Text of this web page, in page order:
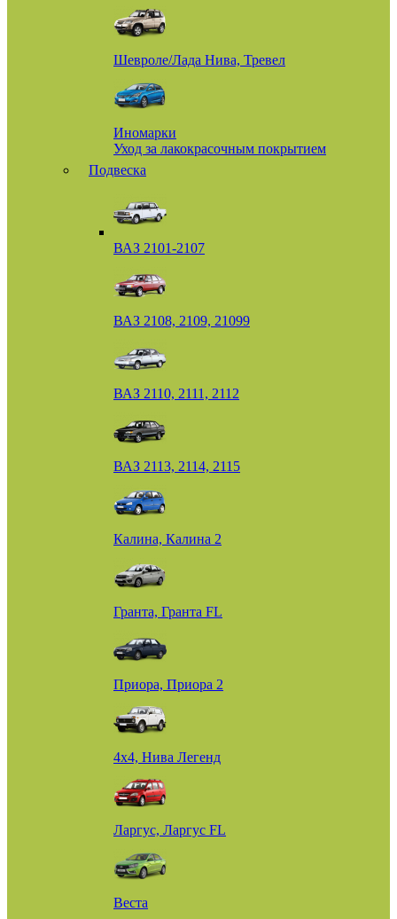
Шевроле/Лада Нива, Тревел
Иномарки
Уход за лакокрасочным покрытием
Подвеска
ВАЗ 2101-2107
ВАЗ 2108, 2109, 21099
ВАЗ 2110, 2111, 2112
ВАЗ 2113, 2114, 2115
Калина, Калина 2
Гранта, Гранта FL
Приора, Приора 2
4х4, Нива Легенд
Ларгус, Ларгус FL
Веста